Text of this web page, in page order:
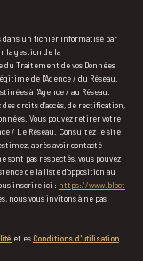
un fichier informatisé par
la gestion de la
du Traitement de vos Données
de l'Agence / du Réseau.
à l'Agence / au Réseau.
droits d’accès, de rectification,
Vous pouvez retirer votre
/ Le Réseau. Consultez le site
après avoir contacté
sont pas respectés, vous pouvez
de la liste d'opposition au
inscrire ici : https://www.bloct
nous vous invitons à ne pas
et es Conditions d'utilisation